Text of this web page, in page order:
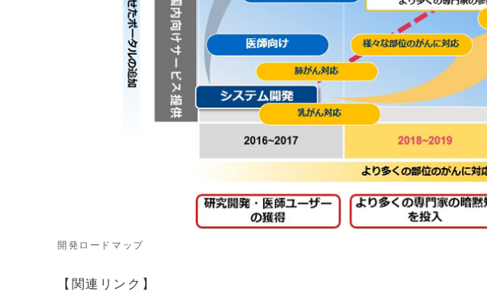
開発ロードマップ
【関連リンク】